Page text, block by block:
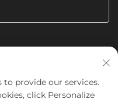
to provide our services.
click Personalize